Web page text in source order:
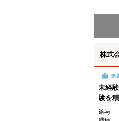
株式
派遣社
未経
験を
給与